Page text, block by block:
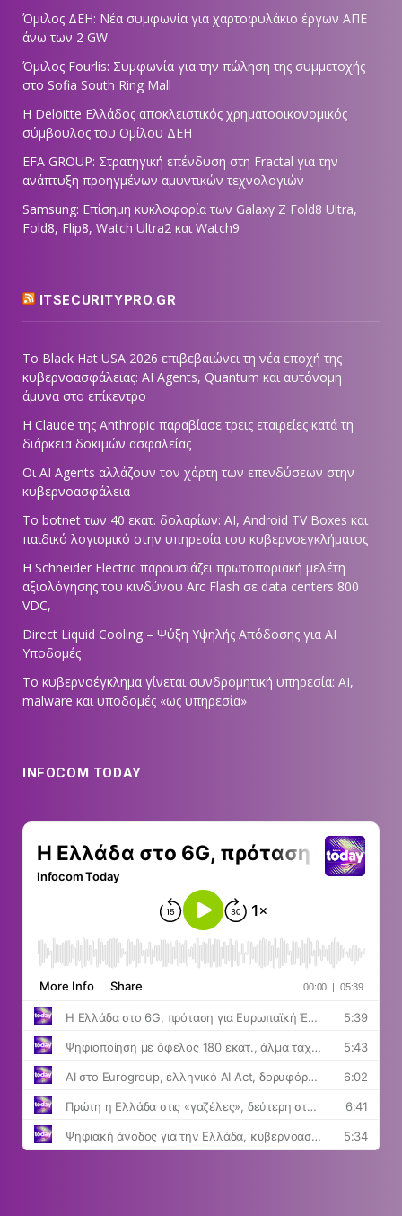
Όμιλος ΔΕΗ: Νέα συμφωνία για χαρτοφυλάκιο έργων ΑΠΕ
άνω των 2 GW
Όμιλος Fourlis: Συμφωνία για την πώληση της συμμετοχής
στο Sofia South Ring Mall
Η Deloitte Ελλάδος αποκλειστικός χρηματοοικονομικός
σύμβουλος του Ομίλου ΔΕΗ
EFA GROUP: Στρατηγική επένδυση στη Fractal για την
ανάπτυξη προηγμένων αμυντικών τεχνολογιών
Samsung: Επίσημη κυκλοφορία των Galaxy Z Fold8 Ultra,
Fold8, Flip8, Watch Ultra2 και Watch9
ITSECURITYPRO.GR
Το Black Hat USA 2026 επιβεβαιώνει τη νέα εποχή της
κυβερνοασφάλειας: AI Agents, Quantum και αυτόνομη
άμυνα στο επίκεντρο
Η Claude της Anthropic παραβίασε τρεις εταιρείες κατά τη
διάρκεια δοκιμών ασφαλείας
Οι AI Agents αλλάζουν τον χάρτη των επενδύσεων στην
κυβερνοασφάλεια
Το botnet των 40 εκατ. δολαρίων: AI, Android TV Boxes και
παιδικό λογισμικό στην υπηρεσία του κυβερνοεγκλήματος
Η Schneider Electric παρουσιάζει πρωτοποριακή μελέτη
αξιολόγησης του κινδύνου Arc Flash σε data centers 800
VDC,
Direct Liquid Cooling – Ψύξη Υψηλής Απόδοσης για AI
Υποδομές
Το κυβερνοέγκλημα γίνεται συνδρομητική υπηρεσία: AI,
malware και υποδομές «ως υπηρεσία»
INFOCOM TODAY